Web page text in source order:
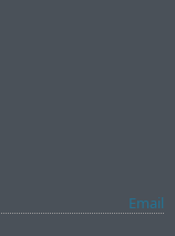
Email